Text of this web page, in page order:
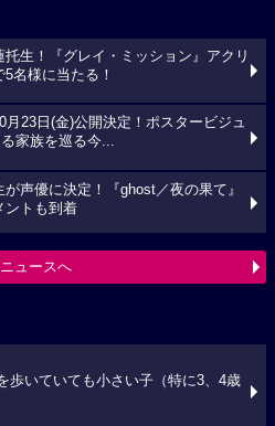
托生！『グレイ・ミッション』アクリ
名様に当たる！
月23日(金)公開決定！ポスタービジュ
家族を巡る今...
声優に決定！『ghost／夜の果て』
ントも到着
ュースへ
歩いていても小さい子（特に3、4歳